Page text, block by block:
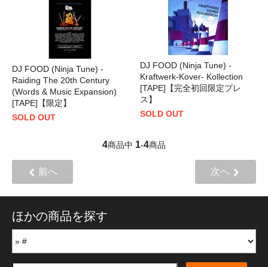
DJ FOOD (Ninja Tune) -
Raiding The 20th Century
(Words & Music Expansion)
[TAPE]【限定】
SOLD OUT
DJ FOOD (Ninja Tune) -
Kraftwerk-Kover- Kollection
[TAPE]【完全初回限定プレ
ス】
SOLD OUT
4商品中 1-4商品
前へ 次へ
ほかの商品を探す